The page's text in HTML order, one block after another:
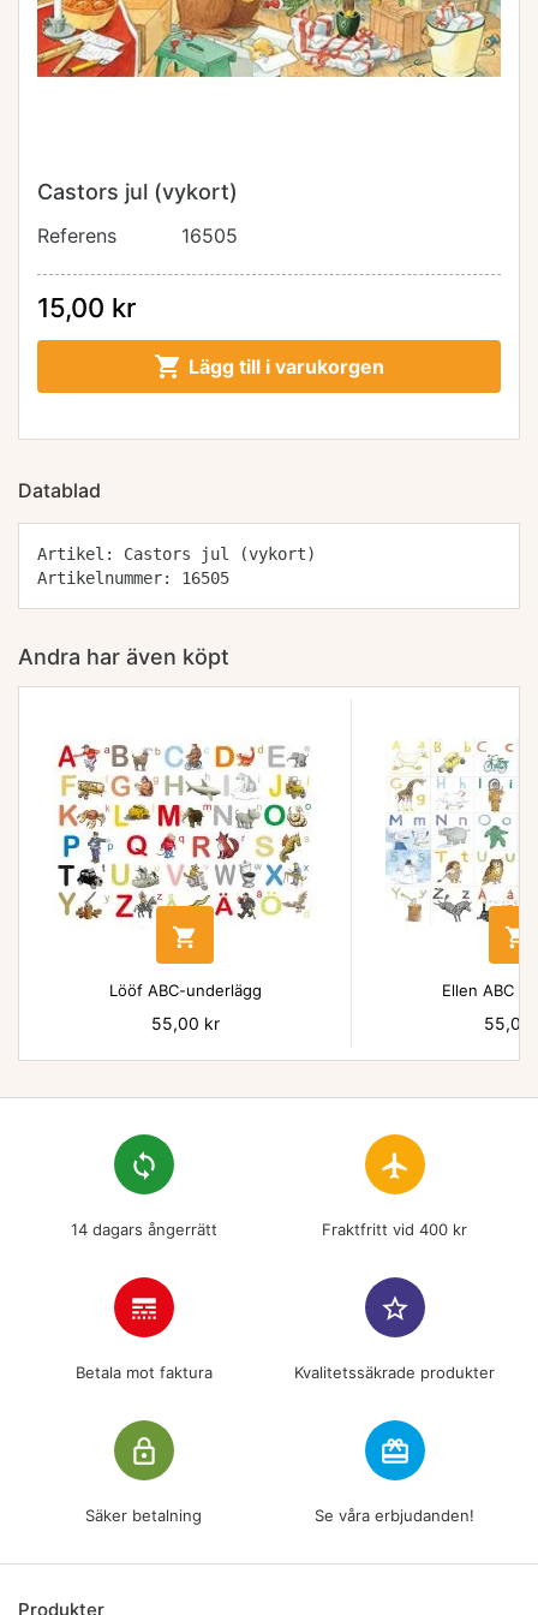
Castors jul (vykort)
Referens 16505
15,00 kr
 Lägg till i varukorgen
Datablad
Artikel: Castors jul (vykort)
Artikelnummer: 16505
Andra har även köpt

Lööf ABC-underlägg
Pris
55,00 kr

Ellen ABC
Pris
55,00
loop
14 dagars ångerrätt
flight
Fraktfritt vid 400 kr
line_style
Betala mot faktura
star_border
Kvalitetssäkrade produkter
lock_outline
Säker betalning
redeem
Se våra erbjudanden!
Produkter